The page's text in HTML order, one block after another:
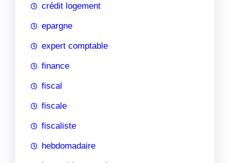
crédit logement
epargne
expert comptable
finance
fiscal
fiscale
fiscaliste
hebdomadaire